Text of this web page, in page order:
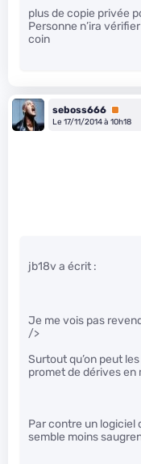
plus de copie privée
Personne n’ira
coin
seboss666 Premium
Le 17/11/2014 à 10h18
jb18v a écrit :
Je me vois pas
/>
Surtout qu’on peut
promet de dérives en
Par contre un logiciel
semble moins